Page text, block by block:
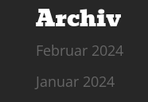
Archiv
Februar 2024
Januar 2024